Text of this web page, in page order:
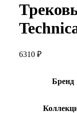
6310 ₽
Бренд